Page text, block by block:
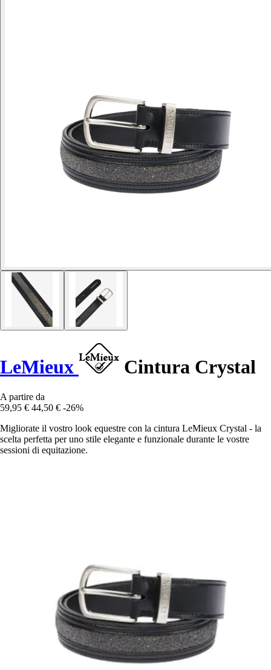
LeMieux Cintura Crystal
A partire da
59,95 € 44,50 € -26%
Migliorate il vostro look equestre con la cintura LeMieux Crystal - la
scelta perfetta per uno stile elegante e funzionale durante le vostre
sessioni di equitazione.